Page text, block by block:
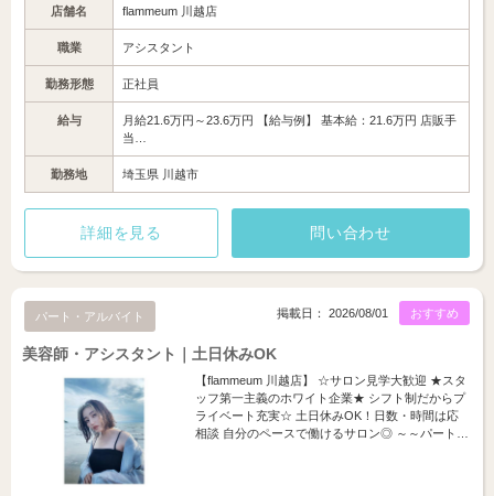
店舗名 flammeum 川越店
職業 アシスタント
勤務形態 正社員
給与
月給21.6万円～23.6万円 【給与例】 基本給：21.6万円 店販手
当…
勤務地 埼玉県 川越市
詳細を見る 問い合わせ
パート・アルバイト おすすめ
掲載日： 2026/08/01
美容師・アシスタント｜土日休みOK
【flammeum 川越店】 ☆サロン見学大歓迎 ★スタ
ッフ第一主義のホワイト企業★ シフト制だからプ
ライベート充実☆ 土日休みOK！日数・時間は応
相談 自分のペースで働けるサロン◎ ～～パート…